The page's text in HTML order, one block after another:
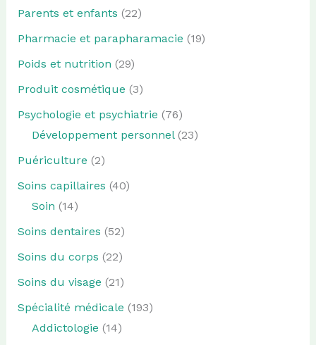
Parents et enfants (22)
Pharmacie et parapharamacie (19)
Poids et nutrition (29)
Produit cosmétique (3)
Psychologie et psychiatrie (76)
Développement personnel(23)
Puériculture (2)
Soins capillaires (40)
Soin (14)
Soins dentaires (52)
Soins du corps (22)
Soins du visage (21)
Spécialité médicale (193)
Addictologie (14)